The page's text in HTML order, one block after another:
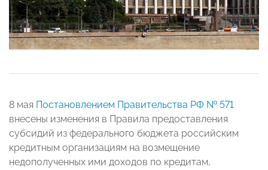
8 мая Постановлением Правительства РФ № 571
внесены изменения в Правила предоставления
субсидий из федерального бюджета российским
кредитным организациям на возмещение
недополученных ими доходов по кредитам,